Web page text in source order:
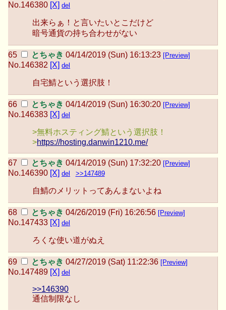
No.146380 [X] del
出来らぁ！と言いたいとこだけど
暗号通貨の持ち合わせがない
とちゃき 04/14/2019 (Sun) 16:13:23 [Preview]
No.146382 [X] del
自宅鯖という選択肢！
とちゃき 04/14/2019 (Sun) 16:30:20 [Preview]
No.146383 [X] del
>無料ホスティング鯖という選択肢！
>https://hosting.danwin1210.me/
とちゃき 04/14/2019 (Sun) 17:32:20 [Preview]
No.146390 [X] del >>147489
自鯖のメリットってあんまないよね
とちゃき 04/26/2019 (Fri) 16:26:56 [Preview]
No.147433 [X] del
ろくな使い道がぬえ
とちゃき 04/27/2019 (Sat) 11:22:36 [Preview]
No.147489 [X] del
>>146390
通信制限なし